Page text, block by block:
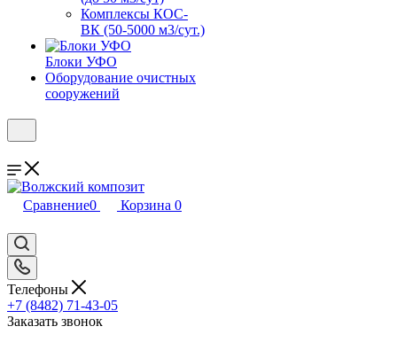
Комплексы КОС-
ВК (50-5000 м3/сут.)
Блоки УФО
Оборудование очистных
сооружений
Сравнение0 Корзина 0
Телефоны
+7 (8482) 71-43-05
Заказать звонок